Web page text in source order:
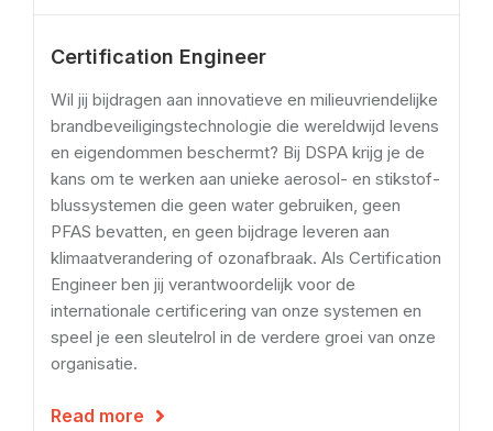
Certification Engineer
Wil jij bijdragen aan innovatieve en milieuvriendelijke
brandbeveiligingstechnologie die wereldwijd levens
en eigendommen beschermt? Bij DSPA krijg je de
kans om te werken aan unieke aerosol- en stikstof-
blussystemen die geen water gebruiken, geen
PFAS bevatten, en geen bijdrage leveren aan
klimaatverandering of ozonafbraak. Als Certification
Engineer ben jij verantwoordelijk voor de
internationale certificering van onze systemen en
speel je een sleutelrol in de verdere groei van onze
organisatie.
Read more 